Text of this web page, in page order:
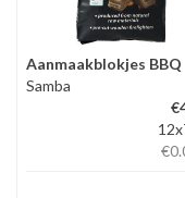
Aanmaakblokjes BBQ
Samba